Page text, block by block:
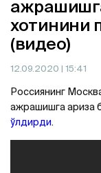
хотинини
(видео)
12.09.2020 | 15:41
Россиянинг
ажрашишга ариза
ўлдирди.